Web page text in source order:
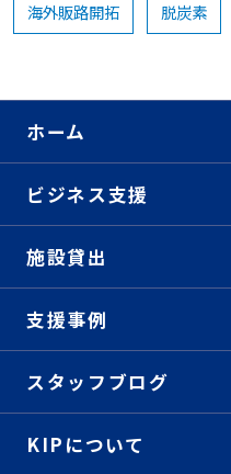
海外販路開拓 脱炭素
ホーム
ビジネス支援
施設貸出
支援事例
スタッフブログ
KIPについて